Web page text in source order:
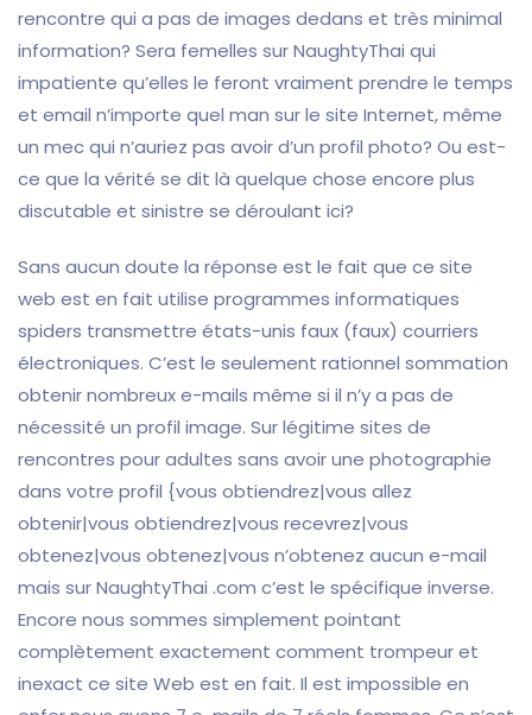
rencontre qui a pas de images dedans et très minimal
information? Sera femelles sur NaughtyThai qui
impatiente qu’elles le feront vraiment prendre le temps
et email n’importe quel man sur le site Internet, même
un mec qui n’auriez pas avoir d’un profil photo? Ou est-
ce que la vérité se dit là quelque chose encore plus
discutable et sinistre se déroulant ici?
Sans aucun doute la réponse est le fait que ce site
web est en fait utilise programmes informatiques
spiders transmettre états-unis faux (faux) courriers
électroniques. C’est le seulement rationnel sommation
obtenir nombreux e-mails même si il n’y a pas de
nécessité un profil image. Sur légitime sites de
rencontres pour adultes sans avoir une photographie
dans votre profil {vous obtiendrez|vous allez
obtenir|vous obtiendrez|vous recevrez|vous
obtenez|vous obtenez|vous n’obtenez aucun e-mail
mais sur NaughtyThai .com c’est le spécifique inverse.
Encore nous sommes simplement pointant
complètement exactement comment trompeur et
inexact ce site Web est en fait. Il est impossible en